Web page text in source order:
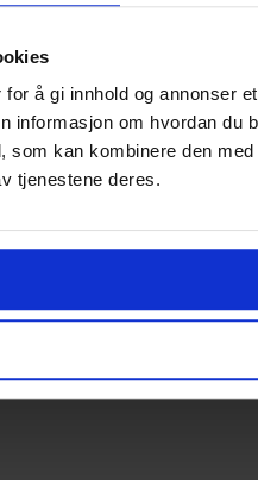
å gi innhold og annonser
informasjon om hvordan du
som kan kombinere den
tjenestene deres.